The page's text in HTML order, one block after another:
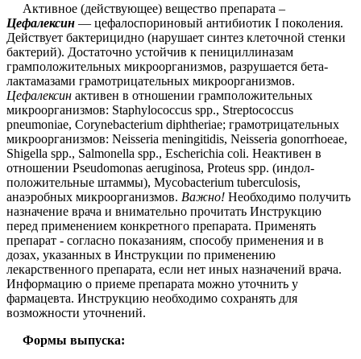
Активное (действующее) вещество препарата –
Цефалексин — цефалоспориновый антибиотик I поколения.
Действует бактерицидно (нарушает синтез клеточной стенки
бактерий). Достаточно устойчив к пенициллиназам
грамположительных микроорганизмов, разрушается бета-
лактамазами грамотрицательных микроорганизмов.
Цефалексин активен в отношении грамположительных
микроорганизмов: Staphylococcus spp., Streptococcus
pneumoniae, Corynebacterium diphtheriae; грамотрицательных
микроорганизмов: Neisseria meningitidis, Neisseria gonorrhoeae,
Shigella spp., Salmonella spp., Escherichia coli. Неактивен в
отношении Pseudomonas aeruginosa, Proteus spp. (индол-
положительные штаммы), Mycobacterium tuberculosis,
анаэробных микроорганизмов. Важно! Необходимо получить
назначение врача и внимательно прочитать Инструкцию
перед применением конкретного препарата. Применять
препарат - согласно показаниям, способу применения и в
дозах, указанных в Инструкции по применению
лекарственного препарата, если нет иных назначений врача.
Информацию о приеме препарата можно уточнить у
фармацевта. Инструкцию необходимо сохранять для
возможности уточнений.
Формы выпуска: